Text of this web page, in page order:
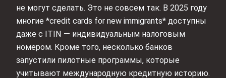
не могут сделать. Это не совсем так. В 2025 году
многие *credit cards for new immigrants* доступны
даже с ITIN — индивидуальным налоговым
номером. Кроме того, несколько банков
запустили пилотные программы, которые
учитывают международную кредитную историю.